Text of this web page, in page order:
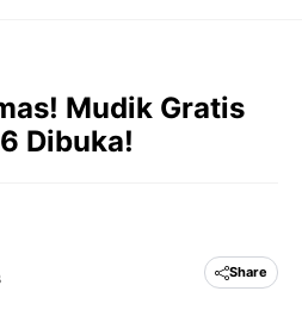
Mudik Gratis
Dibuka!
Share